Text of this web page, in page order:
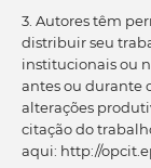
3. Autores têm
distribuir seu
institucionais ou
antes ou durante
alterações
citação do
aqui: http://